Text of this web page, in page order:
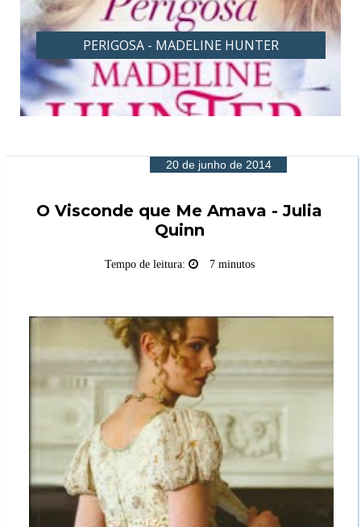
PERIGOSA - MADELINE HUNTER
20 de junho de 2014
O Visconde que Me Amava - Julia
Quinn
Tempo de leitura: 7 minutos